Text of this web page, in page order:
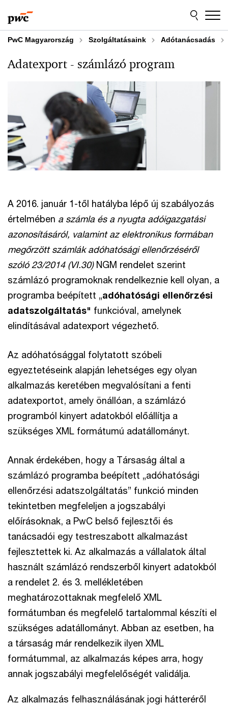
to
content
to
footer
PwC Magyarország Szolgáltatásaink Adótanácsadás
Adatexport - számlázó program
A 2016. január 1-től hatályba lépő új szabályozás
értelmében a számla és a nyugta adóigazgatási
azonosításáról, valamint az elektronikus formában
megőrzött számlák adóhatósági ellenőrzéséről
szóló 23/2014 (VI.30)NGM rendelet szerint
számlázó programoknak rendelkeznie kell olyan, a
programba beépített „adóhatósági ellenőrzési
adatszolgáltatás" funkcióval, amelynek
elindításával adatexport végezhető.
Az adóhatósággal folytatott szóbeli
egyeztetéseink alapján lehetséges egy olyan
alkalmazás keretében megvalósítani a fenti
adatexportot, amely önállóan, a számlázó
programból kinyert adatokból előállítja a
szükséges XML formátumú adatállományt.
Annak érdekében, hogy a Társaság által a
számlázó programba beépített „adóhatósági
ellenőrzési adatszolgáltatás” funkció minden
tekintetben megfeleljen a jogszabályi
előírásoknak, a PwC belső fejlesztői és
tanácsadói egy testreszabott alkalmazást
fejlesztettek ki. Az alkalmazás a vállalatok által
használt számlázó rendszerből kinyert adatokból
a rendelet 2. és 3. mellékletében
meghatározottaknak megfelelő XML
formátumban és megfelelő tartalommal készíti el
szükséges adatállományt. Abban az esetben, ha
a társaság már rendelkezik ilyen XML
formátummal, az alkalmazás képes arra, hogy
annak jogszabályi megfelelőségét validálja.
Az alkalmazás felhasználásának jogi hátteréről